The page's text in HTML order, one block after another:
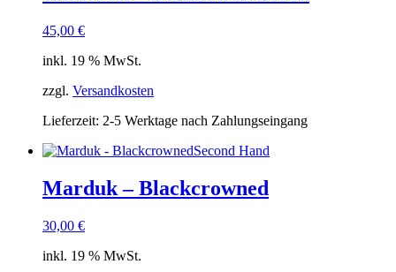
45,00 €
inkl. 19 % MwSt.
zzgl. Versandkosten
Lieferzeit: 2-5 Werktage nach Zahlungseingang
Second Hand
Marduk – Blackcrowned
30,00 €
inkl. 19 % MwSt.